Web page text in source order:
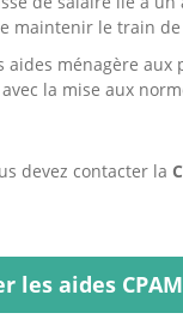
maintenir le train de
aides ménagère
la mise aux
devez contacter la
les aides